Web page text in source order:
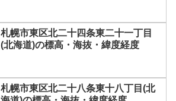
札幌市東区北二十四条東二十一丁目
(北海道)の標高・海抜・緯度経度
札幌市東区北二十八条東十八丁目(北